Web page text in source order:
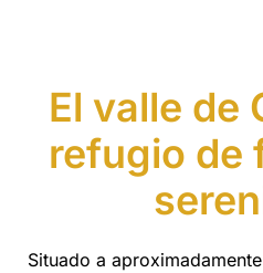
El valle de
refugio de
Situado a